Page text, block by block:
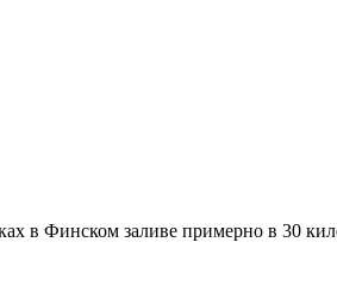
в Финском заливе примерно в 30